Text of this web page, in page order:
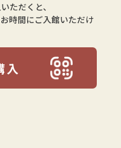
ただくと、
時間にご入館いただけ
入